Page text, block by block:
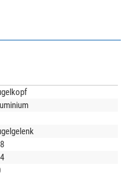
und schwerer Kamera
hochwertige6061-T6 Aluminium-
Legierungsbestandteile. Dieses
mit Baustahl. Alle Teile
aus dem vollen Material gefräst
. Auch hier macht Leofoto